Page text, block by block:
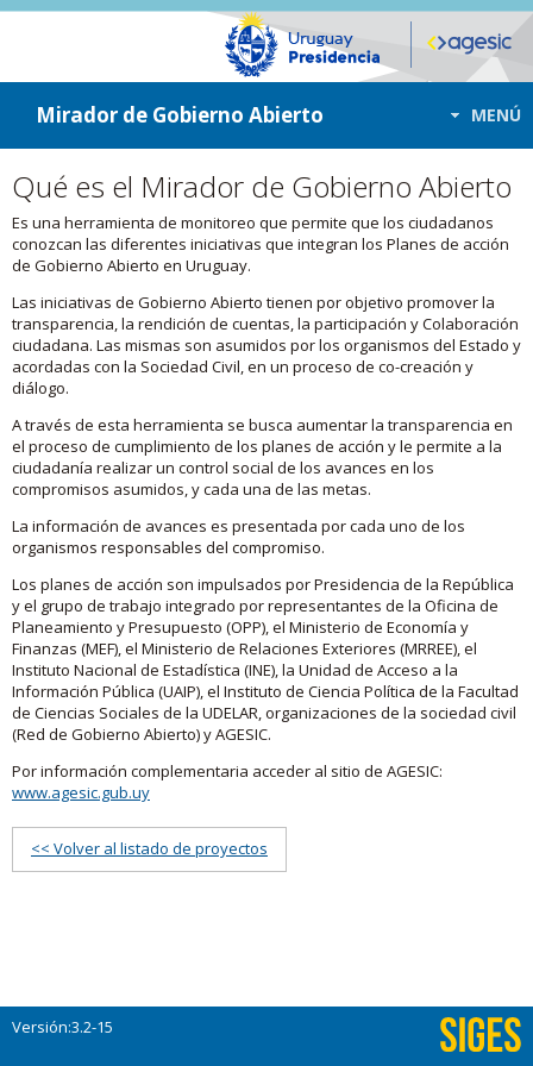
ir a contenido
ir al menú
Mirador de Gobierno Abierto MENÚ
Qué es el Mirador de Gobierno Abierto
Es una herramienta de monitoreo que permite que los ciudadanos
conozcan las diferentes iniciativas que integran los Planes de acción
de Gobierno Abierto en Uruguay.
Las iniciativas de Gobierno Abierto tienen por objetivo promover la
transparencia, la rendición de cuentas, la participación y Colaboración
ciudadana. Las mismas son asumidos por los organismos del Estado y
acordadas con la Sociedad Civil, en un proceso de co-creación y
diálogo.
A través de esta herramienta se busca aumentar la transparencia en
el proceso de cumplimiento de los planes de acción y le permite a la
ciudadanía realizar un control social de los avances en los
compromisos asumidos, y cada una de las metas.
La información de avances es presentada por cada uno de los
organismos responsables del compromiso.
Los planes de acción son impulsados por Presidencia de la República
y el grupo de trabajo integrado por representantes de la Oficina de
Planeamiento y Presupuesto (OPP), el Ministerio de Economía y
Finanzas (MEF), el Ministerio de Relaciones Exteriores (MRREE), el
Instituto Nacional de Estadística (INE), la Unidad de Acceso a la
Información Pública (UAIP), el Instituto de Ciencia Política de la Facultad
de Ciencias Sociales de la UDELAR, organizaciones de la sociedad civil
(Red de Gobierno Abierto) y AGESIC.
Por información complementaria acceder al sitio de AGESIC:
www.agesic.gub.uy
<< Volver al listado de proyectos
Versión:3.2-15